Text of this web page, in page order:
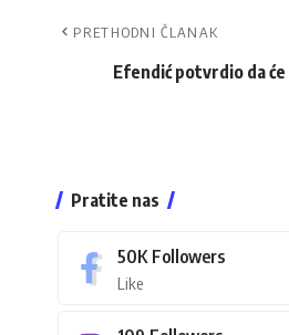
PRETHODNI ČLANAK
Efendić potvrdio da
Pratite nas
50K Followers
Like